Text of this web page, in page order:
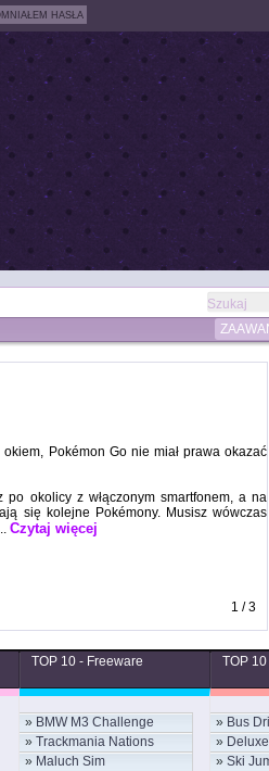
HASŁA
okiem, Pokémon Go nie miał prawa okazać
po okolicy z włączonym smartfonem, a na
się kolejne Pokémony. Musisz wówczas
Czytaj więcej
1 / 3
TOP 10 - Freeware TOP
» BMW M3 Challenge
» Trackmania Nations
ESWC
» Maluch Sim
» Bus
»
» Ski